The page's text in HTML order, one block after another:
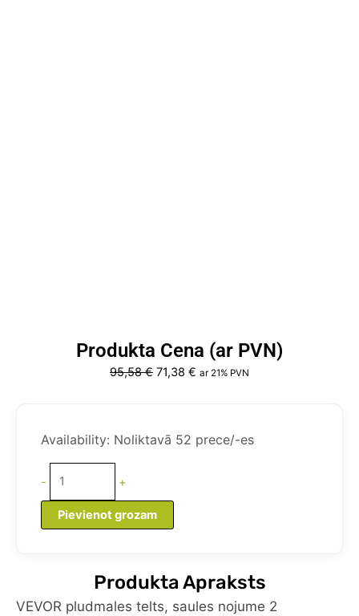
Produkta Cena (ar PVN)
95,58€ Original
71,38 € Current
ar 21% PVN
Availability: Noliktavā 52 prece/-es
-
pludmales
aizsargs
personām,
aizsardzība,
pārnēsājama
+
Pievienot grozam
Produkta Apraksts
VEVOR pludmales telts, saules nojume 2